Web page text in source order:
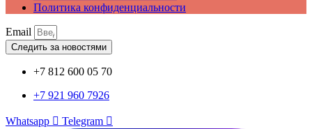
Политика конфиденциальности
Email
Следить за новостями
+7 812 600 05 70
+7 921 960 7926
Whatsapp Telegram